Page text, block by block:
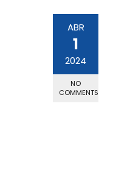
ABR
1
2024
NO
COMMENTS